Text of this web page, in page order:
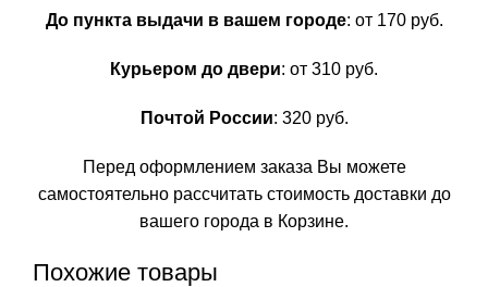
До пункта выдачи в вашем городе: от 170 руб.
Курьером до двери: от 310 руб.
Почтой России: 320 руб.
Перед оформлением заказа Вы можете
самостоятельно рассчитать стоимость доставки до
вашего города в Корзине.
Похожие товары